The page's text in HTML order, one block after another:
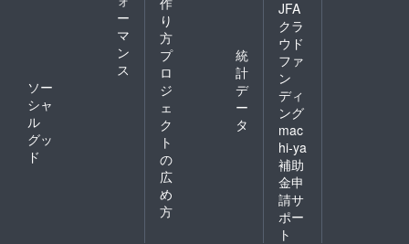
ー
マ
ン
ス
ソー
シャ
ル
グッ
ド
り
方
プ
ロ
ジ
ェ
ク
ト
の
広
め
方
統
計
デ
ー
タ
JFA
クラ
ウド
ファ
ン
ディ
ング
mac
hi-ya
補助
金申
請サ
ポー
ト